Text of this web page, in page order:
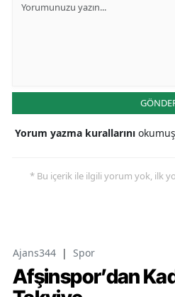
Yorum yazma kurallarını
* Bu içerik ile ilgili yorum yok, ilk
Ajans344 | Spor
Afşinspor’dan